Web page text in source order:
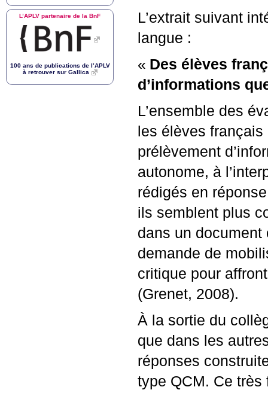
L’extrait suivant
langue :
« Des élèves
d’informations
L’ensemble des
les élèves
prélèvement
autonome, à
rédigés en
ils semblent plus
dans un document
demande de
critique pour
(Grenet, 2008).
À la sortie du
que dans les
réponses
type QCM. Ce très
L’APLV partenaire de la BnF
100 ans de publications de l’APLV
à retrouver sur Gallica